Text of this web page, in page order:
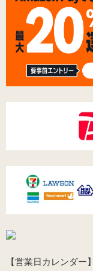
【営業日カレンダー】